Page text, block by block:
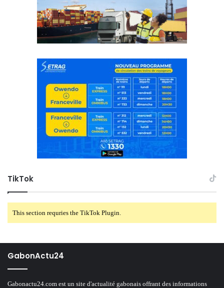
TikTok
This section requries the TikTok Plugin.
GabonActu24
Gabonactu24.com est un site d'actualité gabonais offrant des informations